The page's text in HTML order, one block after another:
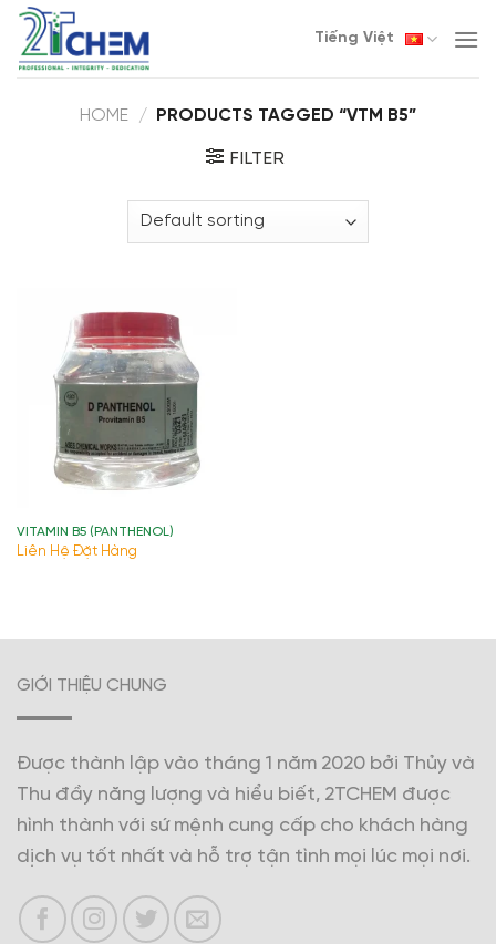
Skip
content
Tiếng Việt
HOME / PRODUCTS TAGGED “VTM B5”
FILTER
VITAMIN B5 (PANTHENOL)
Liên Hệ Đặt Hàng
GIỚI THIỆU CHUNG
Được thành lập vào tháng 1 năm 2020 bởi Thủy và
Thu đầy năng lượng và hiểu biết, 2TCHEM được
hình thành với sứ mệnh cung cấp cho khách hàng
dịch vụ tốt nhất và hỗ trợ tận tình mọi lúc mọi nơi.